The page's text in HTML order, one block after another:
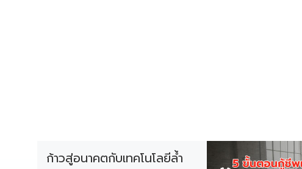
ก้าวสู่อนาคตกับเทคโนโลยีล้ำ